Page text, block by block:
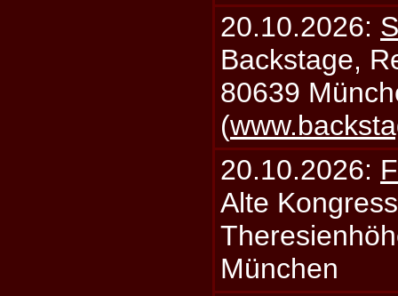
20.10.2026:
Backstage,
80639
(
20.10.2026:
Alte
München